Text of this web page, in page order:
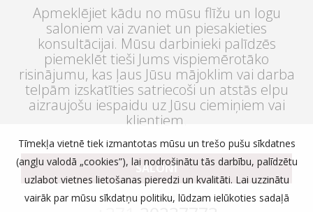
Apmeklējiet kādu no mūsu flīžu un logu
saloniem vai zvaniet un piesakieties
konsultācijai. Mūsu darbinieki palīdzēs
piemeklēt tieši Jums vispiemērotāko
risinājumu, kas ļaus Jūsu mājoklim vai darba
telpām izskatīties satriecoši un atstās elpu
aizraujošu iespaidu uz Jūsu ciemiņiem vai
klientiem.
SALONI
vai zvaniet:
Tīmekļa vietnē tiek izmantotas mūsu un trešo pušu sīkdatnes
(angļu valodā „cookies”), lai nodrošinātu tās darbību, palīdzētu
uzlabot vietnes lietošanas pieredzi un kvalitāti. Lai uzzinātu
vairāk par mūsu sīkdatņu politiku, lūdzam ielūkoties sadaļā